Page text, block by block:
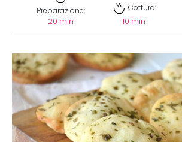
Preparazione:
20 min
Cottura:
10 min